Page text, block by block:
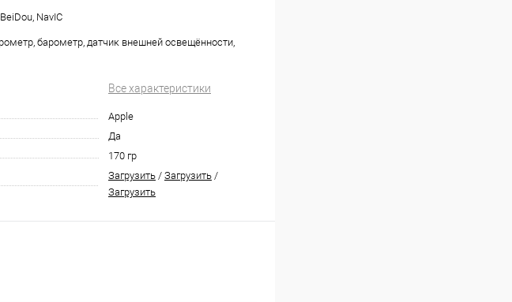
NavIC
барометр, датчик внешней освещённости,
Все характеристики
Apple
Да
170 гр
Загрузить / Загрузить /
Загрузить